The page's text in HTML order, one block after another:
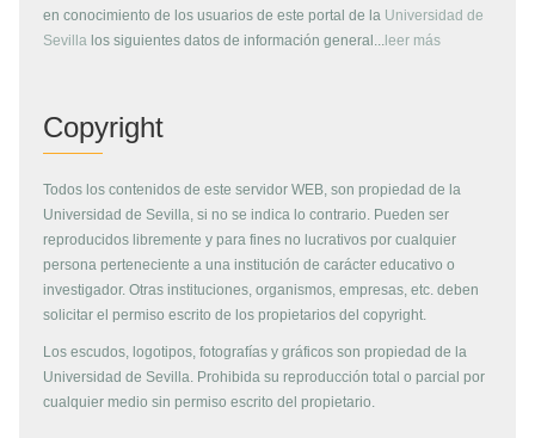
en conocimiento de los usuarios de este portal de la Universidad de
Sevilla los siguientes datos de información general... leer más
Copyright
Todos los contenidos de este servidor WEB, son propiedad de la
Universidad de Sevilla, si no se indica lo contrario. Pueden ser
reproducidos libremente y para fines no lucrativos por cualquier
persona perteneciente a una institución de carácter educativo o
investigador. Otras instituciones, organismos, empresas, etc. deben
solicitar el permiso escrito de los propietarios del copyright.
Los escudos, logotipos, fotografías y gráficos son propiedad de la
Universidad de Sevilla. Prohibida su reproducción total o parcial por
cualquier medio sin permiso escrito del propietario.